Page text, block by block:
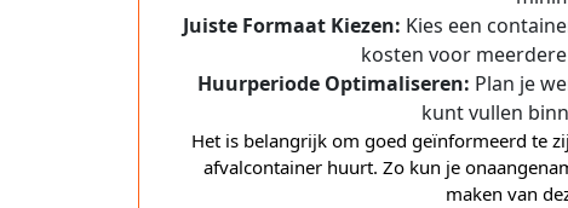
Juiste Formaat Kiezen: Kies een
kosten voor
Huurperiode Optimaliseren: Plan je
kunt vullen
Het is belangrijk om goed geïnformeerd te
afvalcontainer huurt. Zo kun je
maken van